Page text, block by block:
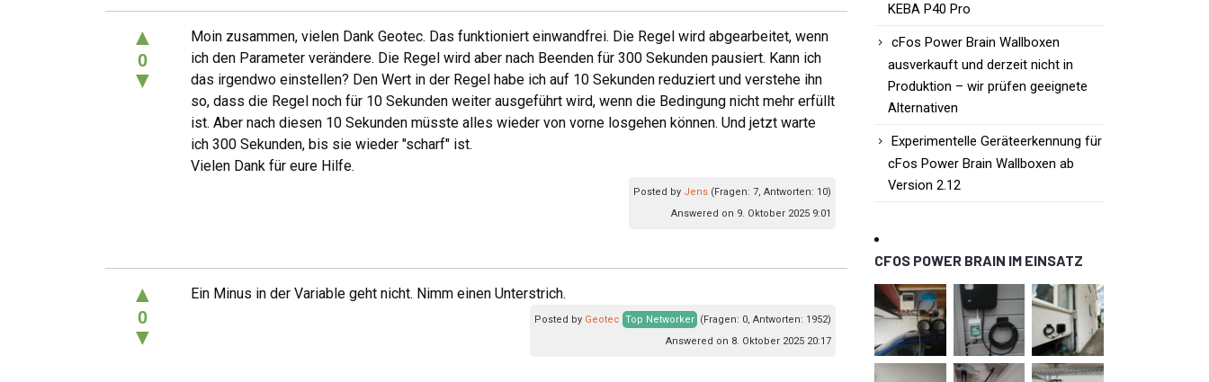
▲
0
▼
Moin zusammen, vielen Dank Geotec. Das funktioniert einwandfrei. Die Regel wird abgearbeitet, wenn
ich den Parameter verändere. Die Regel wird aber nach Beenden für 300 Sekunden pausiert. Kann ich
das irgendwo einstellen? Den Wert in der Regel habe ich auf 10 Sekunden reduziert und verstehe ihn
so, dass die Regel noch für 10 Sekunden weiter ausgeführt wird, wenn die Bedingung nicht mehr erfüllt
ist. Aber nach diesen 10 Sekunden müsste alles wieder von vorne losgehen können. Und jetzt warte
ich 300 Sekunden, bis sie wieder "scharf" ist.
Vielen Dank für eure Hilfe.
Posted by Jens (Fragen: 7, Antworten: 10)
Answered on 9. Oktober 2025 9:01
▲
0
▼
Ein Minus in der Variable geht nicht. Nimm einen Unterstrich.
Posted by Geotec Top Networker (Fragen: 0, Antworten: 1952)
Answered on 8. Oktober 2025 20:17
KEBA P40 Pro
cFos Power Brain Wallboxen
ausverkauft und derzeit nicht in
Produktion – wir prüfen geeignete
Alternativen
Experimentelle Geräteerkennung für
cFos Power Brain Wallboxen ab
Version 2.12
CFOS POWER BRAIN IM EINSATZ